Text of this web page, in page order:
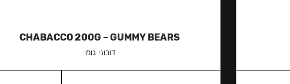
CHABACCO 200G – GUMMY BEARS
דובוני גומי